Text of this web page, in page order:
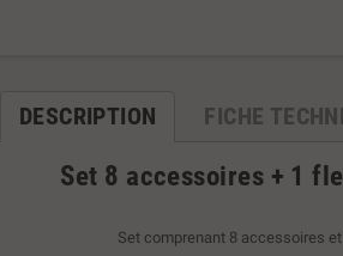
DESCRIPTION FICHE
Set 8 accessoires + 1
Set comprenant 8 accessoires